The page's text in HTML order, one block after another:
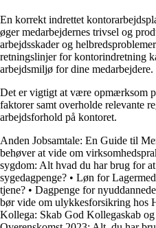
En korrekt indrettet
øger medarbejdernes trivsel og
arbejdsskader og
retningslinjer for kontorindretning
arbejdsmiljø for dine medarbejdere.
Det er vigtigt at være opmærksom
faktorer samt overholde relevante
arbejdsforhold på kontoret.
Anden Jobsamtale: En Guide til
behøver at vide om
sygdom: Alt hvad du har brug for
sygedagpenge? • Løn for
tjene? • Dagpenge for
bør vide om ulykkesforsikring hos
Kollega: Skab God Kollegaskab